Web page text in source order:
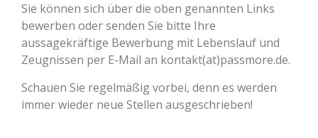
Sie können sich über die oben genannten Links
bewerben oder senden Sie bitte Ihre
aussagekräftige Bewerbung mit Lebenslauf und
Zeugnissen per E-Mail an kontakt(at)passmore.de.
Schauen Sie regelmäßig vorbei, denn es werden
immer wieder neue Stellen ausgeschrieben!